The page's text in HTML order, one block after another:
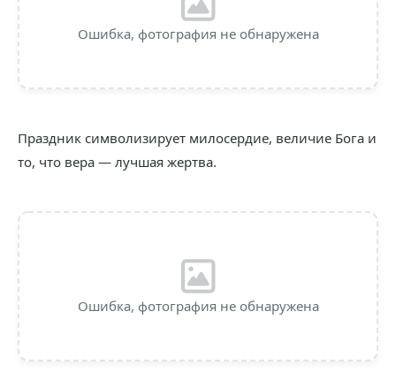
Ошибка, фотография не обнаружена
Праздник символизирует милосердие, величие Бога и
то, что вера — лучшая жертва.
Ошибка, фотография не обнаружена